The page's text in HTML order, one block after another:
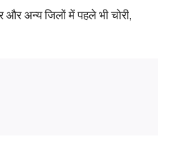
और अन्य जिलों में पहले भी चोरी,